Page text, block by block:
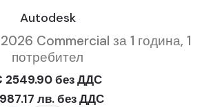
Autodesk
Commercial за 1 година, 1
потребител
2549.90 без ДДС
лв. без ДДС